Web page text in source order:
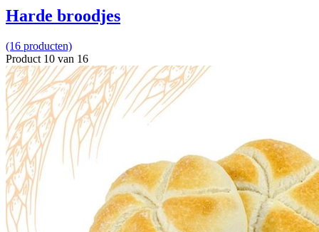
Harde broodjes
(16 producten)
Product 10 van 16